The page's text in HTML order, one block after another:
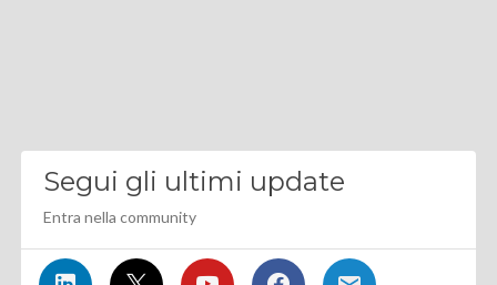
Segui gli ultimi update
Entra nella community